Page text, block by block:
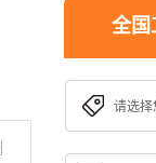
全国